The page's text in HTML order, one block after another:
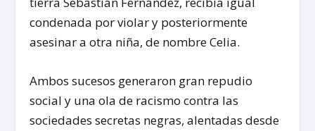
condenada por violar y posteriormente
asesinar a otra niña, de nombre Celia.
Ambos sucesos generaron gran repudio
social y una ola de racismo contra las
sociedades secretas negras, alentadas desde